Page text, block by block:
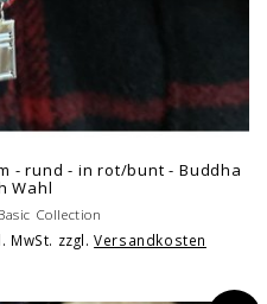
- rund - in rot/bunt - Buddha
Wahl
Collection
MwSt. zzgl.Versandkosten